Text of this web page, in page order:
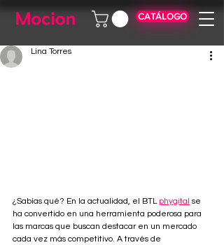
CATÁLOGO
Lina Torres
¿Sabías qué? En la actualidad, el BTL phygital se
ha convertido en una herramienta poderosa para
las marcas que buscan destacar en un mercado
cada vez más competitivo. A través de